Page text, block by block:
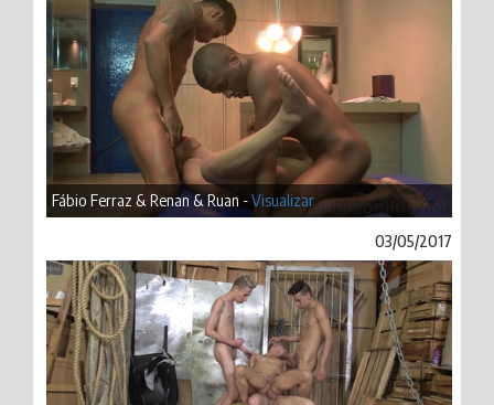
Fábio Ferraz & Renan & Ruan -Visualizar
03/05/2017